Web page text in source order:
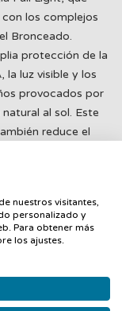
los complejos
Bronceado.
protección de la
la luz visible y los
provocados por
al sol. Este
reduce el
bronceado,
con el
y a prueba
y se
de confort, a la
Su color, que
nuestros visitantes,
personalizado y
Para obtener más
los ajustes.